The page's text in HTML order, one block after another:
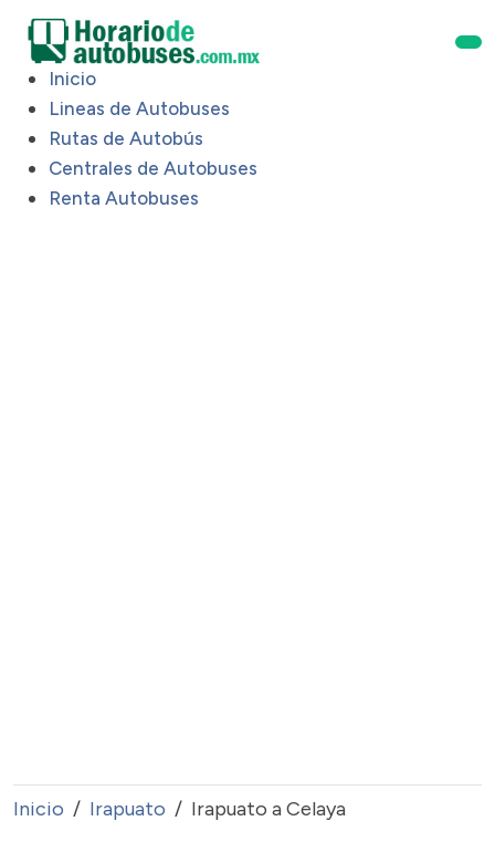
Inicio
Lineas de Autobuses
Rutas de Autobús
Centrales de Autobuses
Renta Autobuses
Inicio Irapuato Irapuato a Celaya